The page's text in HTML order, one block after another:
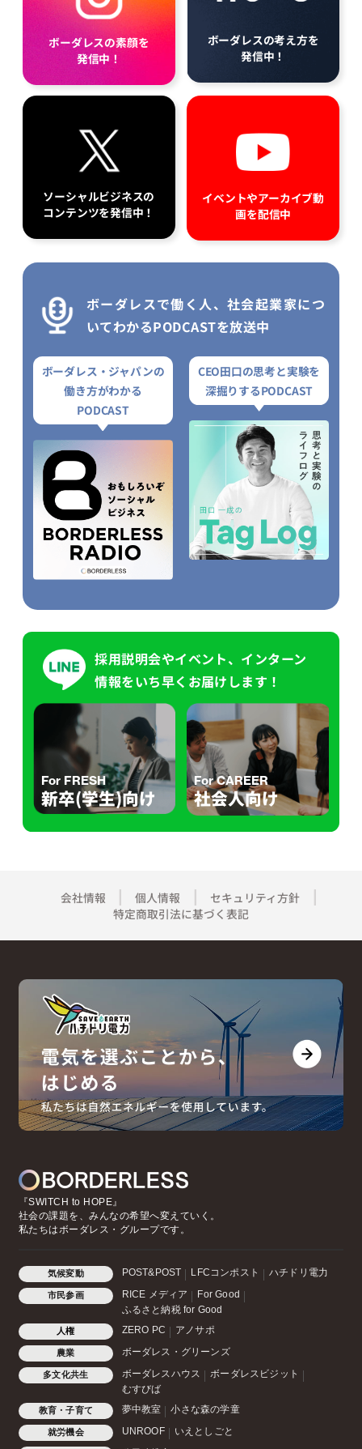
ボーダレスの素顔を
発信中！
ボーダレスの考え方を
発信中！
ソーシャルビジネスの
コンテンツを発信中！
イベントやアーカイブ動
画を配信中
ボーダレスで働く人、社会起業家につ
いてわかるPODCASTを放送中
ボーダレス・ジャパンの
働き方がわかる
PODCAST
CEO田口の思考と実験を
深掘りするPODCAST
採用説明会やイベント、インターン
情報をいち早くお届けします！
For FRESH
新卒(学生)向け
For CAREER
社会人向け
会社情報 個人情報
セキュリティ方針
特定商取引法に基づく表記
『SWITCH to HOPE』
社会の課題を、みんなの希望へ変えていく。
私たちはボーダレス・グループです。
気候変動 POST&POST LFCコンポスト ハチドリ電力
市民参画 RICE メディア
For Good
ふるさと納税 for Good
人権 ZERO PC アノサポ
農業 ボーダレス・グリーンズ
多文化共生 ボーダレスハウス
ボーダレスビジット
むすびば
教育・子育て 夢中教室 小さな森の学童
就労機会 UNROOF いえとしごと